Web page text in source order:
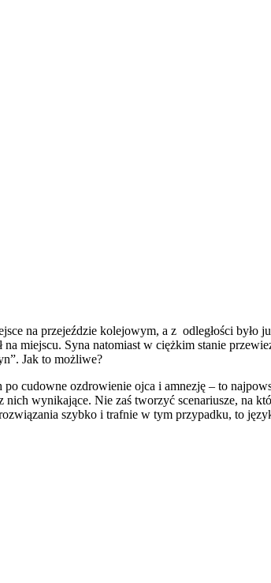
na przejeździe kolejowym, a z odległości było
na miejscu. Syna natomiast w ciężkim stanie
Jak to możliwe?
cudowne ozdrowienie ojca i amnezję – to
wynikające. Nie zaś tworzyć scenariusze, na
szybko i trafnie w tym przypadku, to